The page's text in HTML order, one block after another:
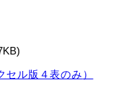
セル版４表のみ ）